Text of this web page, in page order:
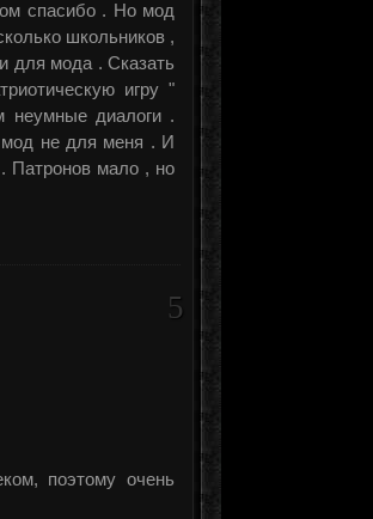
спасибо . Но мод
школьников ,
для мода . Сказать
игру "
неумные диалоги .
мод не для меня . И
Патронов мало , но
5
поэтому очень